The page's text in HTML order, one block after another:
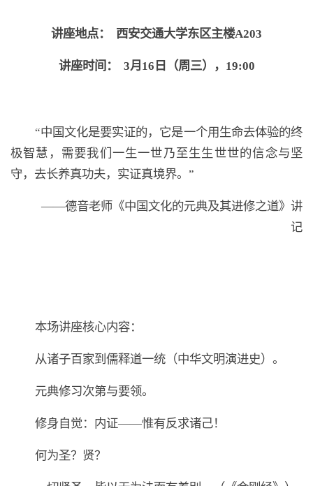
讲座地点： 西安交通大学东区主楼A203
讲座时间： 3月16日（周三），19:00
“中国文化是要实证的，它是一个用生命去体验的终
极智慧，需要我们一生一世乃至生生世世的信念与坚
守，去长养真功夫，实证真境界。”
——德音老师《中国文化的元典及其进修之道》讲
记
本场讲座核心内容：
从诸子百家到儒释道一统（中华文明演进史）。
元典修习次第与要领。
修身自觉：内证——惟有反求诸己！
何为圣？贤？